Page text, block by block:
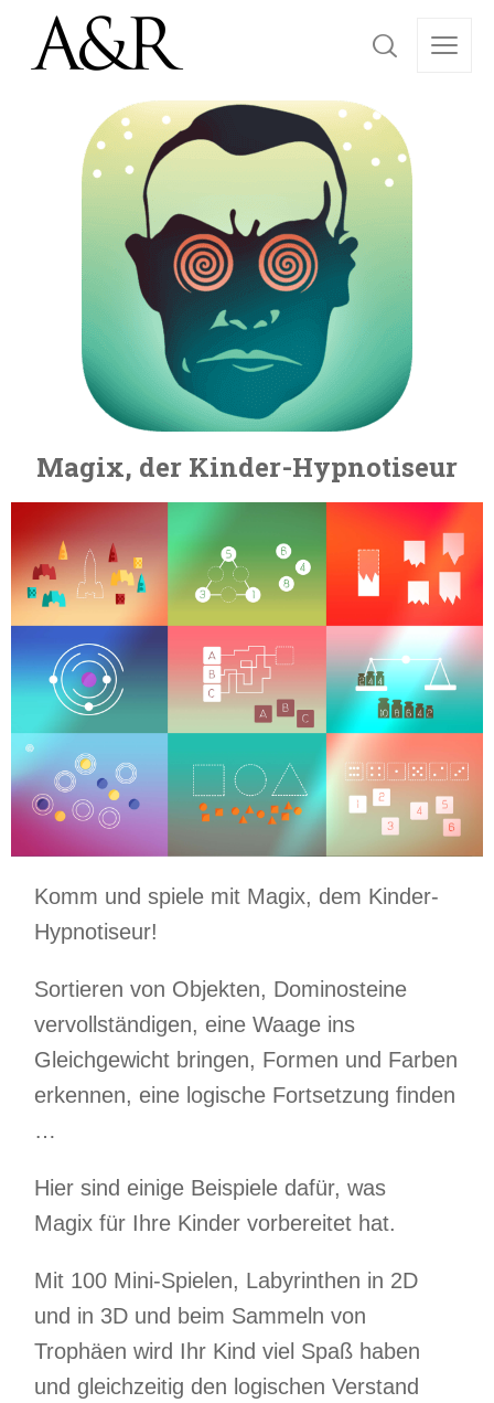
Magix, der Kinder-Hypnotiseur
Komm und spiele mit Magix, dem Kinder-
Hypnotiseur!
Sortieren von Objekten, Dominosteine
vervollständigen, eine Waage ins
Gleichgewicht bringen, Formen und Farben
erkennen, eine logische Fortsetzung finden
…
Hier sind einige Beispiele dafür, was
Magix für Ihre Kinder vorbereitet hat.
Mit 100 Mini-Spielen, Labyrinthen in 2D
und in 3D und beim Sammeln von
Trophäen wird Ihr Kind viel Spaß haben
und gleichzeitig den logischen Verstand